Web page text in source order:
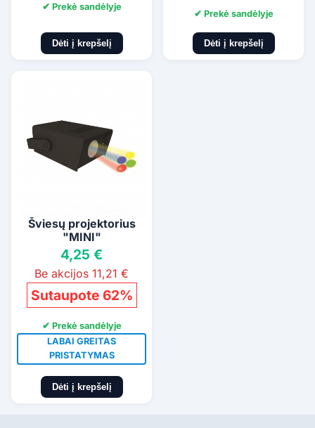
✔ Prekė sandėlyje
Dėti į krepšelį
✔ Prekė sandėlyje
Dėti į krepšelį
Šviesų projektorius
"MINI"
4,25 €
Be akcijos 11,21 €
Sutaupote 62%
✔ Prekė sandėlyje
LABAI GREITAS
PRISTATYMAS
Dėti į krepšelį